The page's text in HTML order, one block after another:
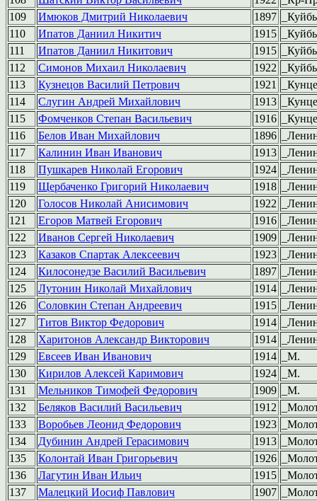
109
Имюков Дмитрий Николаевич 1897
110
Ипатов Даниил Никитич 1915
111
Ипатов Даниил Никитович 1915
112
Симонов Михаил Николаевич 1922
113
Кузнецов Василий Петрович 1921
114
Слугин Андрей Михайлович 1913
115
Фомченков Степан Васильевич 1916
116
Белов Иван Михайлович 1896
117
Калинин Иван Иванович 1913
118
Пушкарев Николай Егорович 1924
119
Щербаченко Григорий Николаевич 1918
120
Голосов Николай Анисимович 1922
121
Егоров Матвей Егорович 1916
122
Иванов Сергей Николаевич 1909
123
Казаков Спартак Алексеевич 1923
124
Килосонедзе Василий Васильевич 1897
125
Лутонин Николай Михайлович 1914
126
Соловкин Степан Андреевич 1915
127
Титов Виктор Федорович 1914
128
Харитонов Александр Викторович 1914
129
Евсеев Иван Иванович 1914
_М.
130
Кирилов Алексей Каримович 1924
_М.
131
Мельников Тимофей Федорович 1909
_М.
132
Беляков Василий Васильевич 1912
133
Воробьев Леонид Федорович 1923
134
Дубинин Андрей Герасимович 1913
135
Колонтай Иван Григорьевич 1926
136
Лагутин Иван Ильич 1915
137
Малецкий Иосиф Павлович 1907